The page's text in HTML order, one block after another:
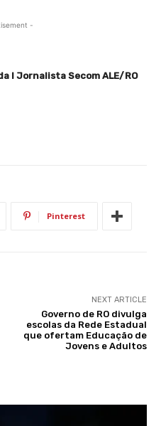
-
I Jornalista Secom ALE/RO
Pinterest
NEXT ARTICLE
Governo de RO divulga
escolas da Rede Estadual
que ofertam Educação de
Jovens e Adultos